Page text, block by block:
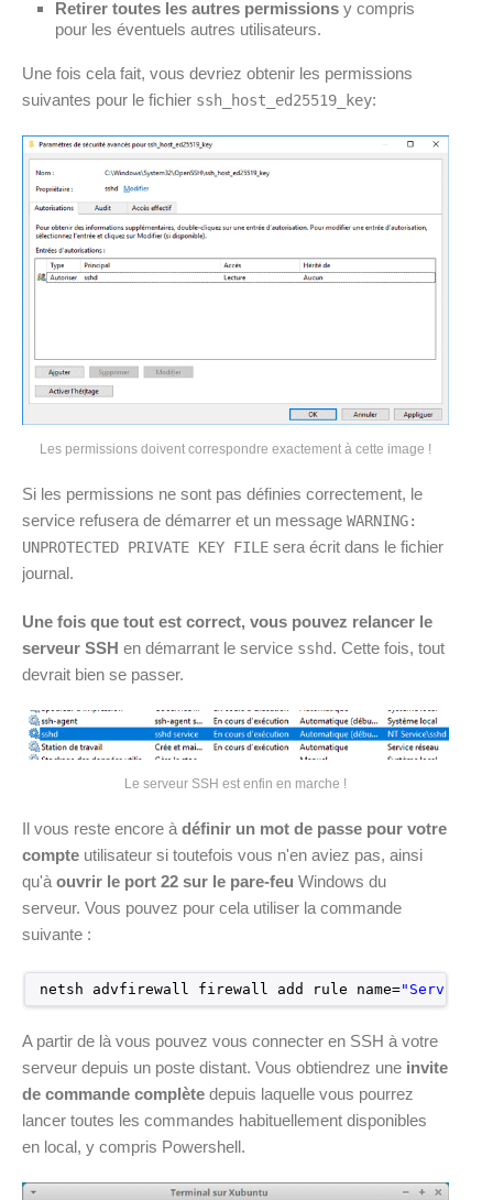
Retirer toutes les autres permissions y compris
pour les éventuels autres utilisateurs.
Une fois cela fait, vous devriez obtenir les permissions
suivantes pour le fichier ssh_host_ed25519_key:
Les permissions doivent correspondre exactement à cette image !
Si les permissions ne sont pas définies correctement, le
service refusera de démarrer et un message WARNING:
UNPROTECTED PRIVATE KEY FILE sera écrit dans le fichier
journal.
Une fois que tout est correct, vous pouvez relancer le
serveur SSH en démarrant le service sshd. Cette fois, tout
devrait bien se passer.
Le serveur SSH est enfin en marche !
Il vous reste encore à définir un mot de passe pour votre
compte utilisateur si toutefois vous n'en aviez pas, ainsi
qu'à ouvrir le port 22 sur le pare-feu Windows du
serveur. Vous pouvez pour cela utiliser la commande
suivante :
netsh advfirewall firewall add rule name="Service
A partir de là vous pouvez vous connecter en SSH à votre
serveur depuis un poste distant. Vous obtiendrez une invite
de commande complète depuis laquelle vous pourrez
lancer toutes les commandes habituellement disponibles
en local, y compris Powershell.